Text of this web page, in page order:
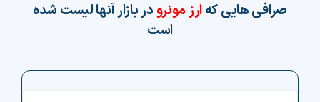
صرافی هایی که ارز مونرودر بازار آنها لیست شده
است